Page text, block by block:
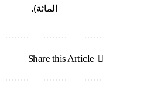
المائة).
Share this Article